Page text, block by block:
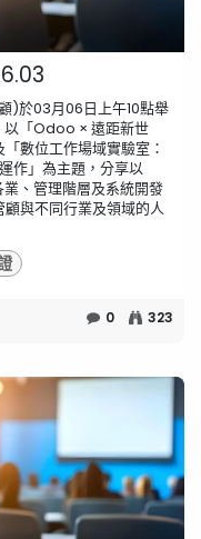
)於03月06日上午10點舉
「Odoo × 遠距新世
數位工作場域實驗室：
作」為主題，分享以
、管理階層及系統開發
與不同行業及領域的人
0 323